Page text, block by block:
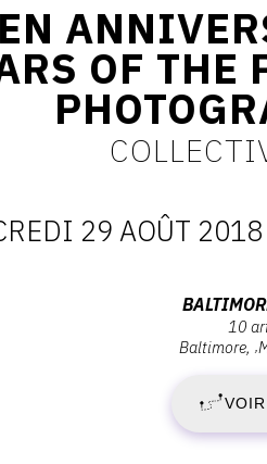
OF
29 AOÛT 2018
10
Baltimore ,